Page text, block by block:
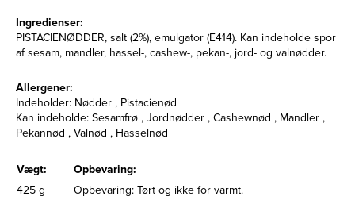
Ingredienser:
PISTACIENØDDER, salt (2%), emulgator (E414). Kan indeholde spor
af sesam, mandler, hassel-, cashew-, pekan-, jord- og valnødder.
Allergener:
Indeholder: Nødder , Pistacienød
Kan indeholde: Sesamfrø , Jordnødder , Cashewnød , Mandler ,
Pekannød , Valnød , Hasselnød
Vægt:
Opbevaring:
425 g
Opbevaring: Tørt og ikke for varmt.